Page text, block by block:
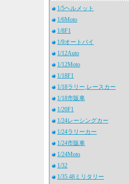
1/5ヘルメット
1/6Moto
1/8F1
1/9オートバイ
1/12Auto
1/12Moto
1/18F1
1/18ラリー,レースカー
1/18市販車
1/20F1
1/24レーシングカー
1/24ラリーカー
1/24市販車
1/24Moto
1/32
1/35.48ミリタリー